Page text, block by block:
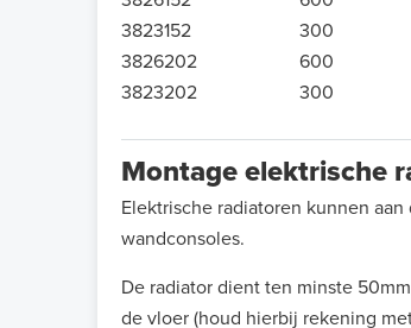
3823152
300
3826202
600
3823202
300
Montage elektrische
Elektrische radiatoren kunnen
wandconsoles.
De radiator dient ten minste
de vloer (houd hierbij rekening